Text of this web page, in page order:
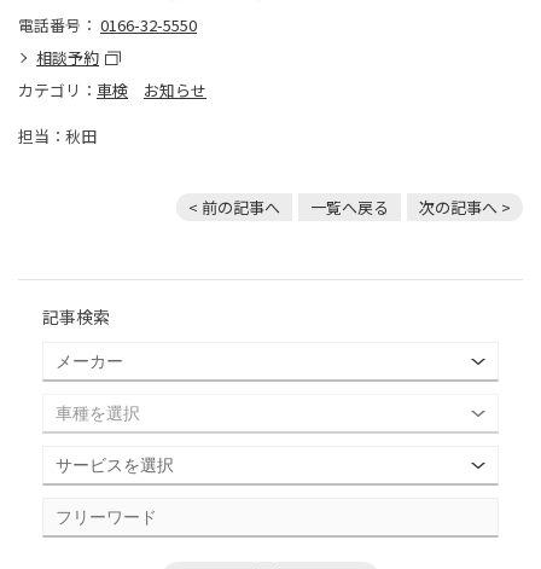
電話番号： 0166-32-5550
相談予約
カテゴリ： 車検
お知らせ
担当：秋田
< 前の記事へ 一覧へ戻る 次の記事へ >
記事検索